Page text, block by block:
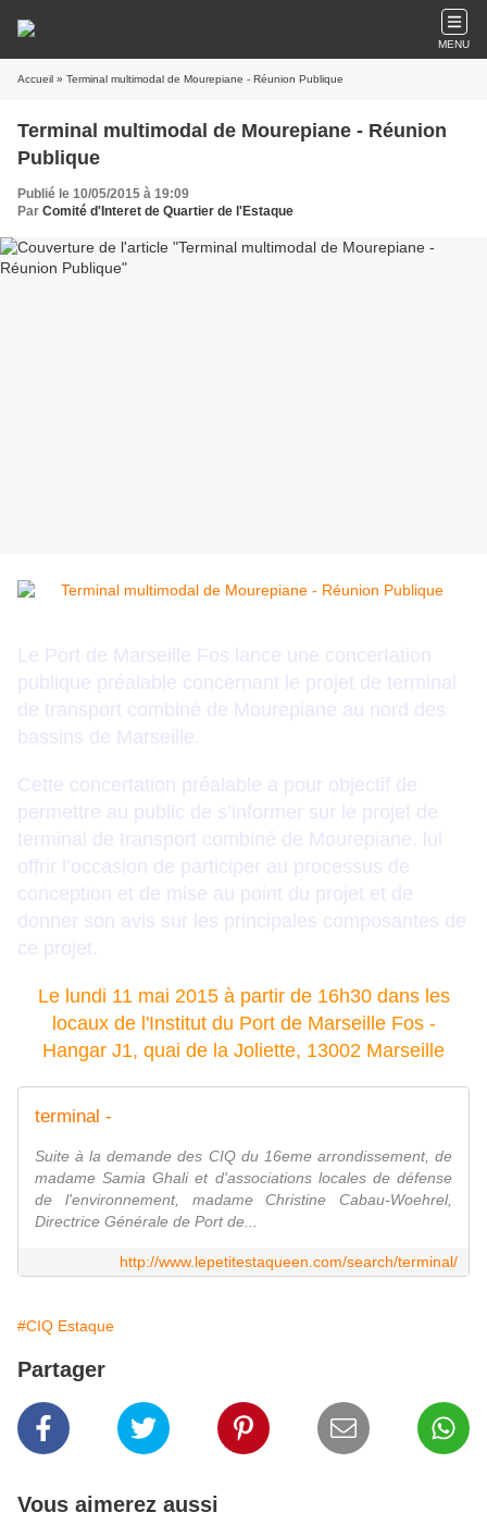
MENU
Accueil » Terminal multimodal de Mourepiane - Réunion Publique
Terminal multimodal de Mourepiane - Réunion
Publique
Publié le 10/05/2015 à 19:09
Par Comité d'Interet de Quartier de l'Estaque
Le Port de Marseille Fos lance une concertation
publique préalable concernant le projet de terminal
de transport combiné de Mourepiane au nord des
bassins de Marseille.
Cette concertation préalable a pour objectif de
permettre au public de s’informer sur le projet de
terminal de transport combiné de Mourepiane, lui
offrir l’occasion de participer au processus de
conception et de mise au point du projet et de
donner son avis sur les principales composantes de
ce projet.
Le lundi 11 mai 2015 à partir de 16h30 dans les
locaux de l'Institut du Port de Marseille Fos -
Hangar J1, quai de la Joliette, 13002 Marseille
terminal -
Suite à la demande des CIQ du 16eme arrondissement, de
madame Samia Ghali et d'associations locales de défense
de l'environnement, madame Christine Cabau-Woehrel,
Directrice Générale de Port de...
http://www.lepetitestaqueen.com/search/terminal/
#CIQ Estaque
Partager
Vous aimerez aussi